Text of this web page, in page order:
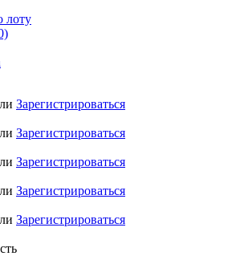
лоту
Зарегистрироваться
Зарегистрироваться
Зарегистрироваться
Зарегистрироваться
Зарегистрироваться